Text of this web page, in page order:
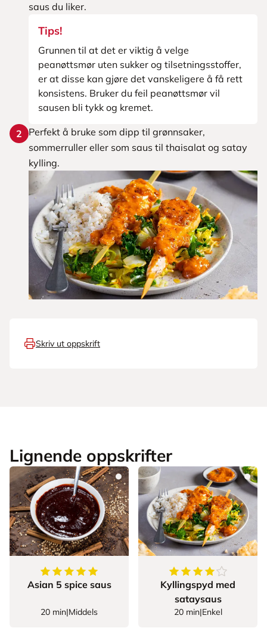
saus du liker.
Tips!
Grunnen til at det er viktig å velge
peanøttsmør uten sukker og tilsetningsstoffer,
er at disse kan gjøre det vanskeligere å få rett
konsistens. Bruker du feil peanøttsmør vil
sausen bli tykk og kremet.
2
Perfekt å bruke som dipp til grønnsaker,
sommerruller eller som saus til thaisalat og satay
kylling.
Skriv ut oppskrift
Lignende oppskrifter
5av5stjerner
Asian 5 spice saus
20 min|Middels
4.111111111111111
Kyllingspyd med
sataysaus
20 min|Enkel